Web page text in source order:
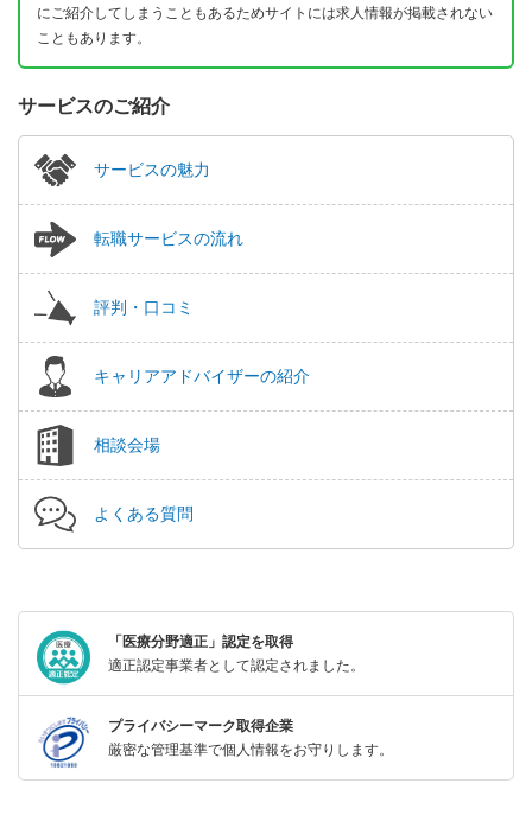
にご紹介してしまうこともあるためサイトには求人情報が掲載されない
こともあります。
サービスのご紹介
サービスの魅力
転職サービスの流れ
評判・口コミ
キャリアアドバイザーの紹介
相談会場
よくある質問
「医療分野適正」認定を取得
適正認定事業者として認定されました。
プライバシーマーク取得企業
厳密な管理基準で個人情報をお守りします。